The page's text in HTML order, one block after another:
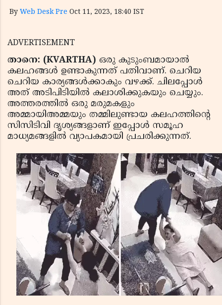
By Web Desk Pre Oct 11, 2023, 18:40 IST
ADVERTISEMENT
താനെ: (KVARTHA) ഒരു കുടുംബമായാല്‍
കലഹങ്ങള്‍ ഉണ്ടാകുന്നത് പതിവാണ്. ചെറിയ
ചെറിയ കാര്യങ്ങള്‍ക്കാകും വഴക്ക്. ചിലപ്പോള്‍
അത് അടിപിടിയില്‍ കലാശിക്കുകയും ചെയ്യും.
അത്തരത്തില്‍ ഒരു മരുമകളും
അമ്മായിഅമ്മയും തമ്മിലുണ്ടായ കലഹത്തിന്റെ
സിസിടിവി ദൃശ്യങ്ങളാണ് ഇപ്പോള്‍ സമൂഹ
മാധ്യമങ്ങളില്‍ വ്യാപകമായി പ്രചരിക്കുന്നത്.